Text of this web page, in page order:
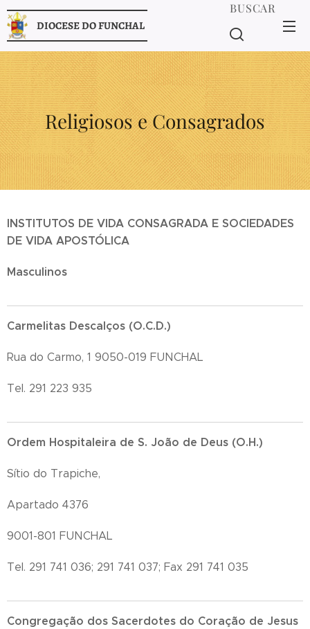
DIOCESE DO FUNCHAL
BUSCAR
Religiosos e Consagrados
INSTITUTOS DE VIDA CONSAGRADA E SOCIEDADES
DE VIDA APOSTÓLICA
Masculinos
Carmelitas Descalços (O.C.D.)
Rua do Carmo, 1 9050-019 FUNCHAL
Tel. 291 223 935
Ordem Hospitaleira de S. João de Deus (O.H.)
Sítio do Trapiche,
Apartado 4376
9001-801 FUNCHAL
Tel. 291 741 036; 291 741 037; Fax 291 741 035
Congregação dos Sacerdotes do Coração de Jesus